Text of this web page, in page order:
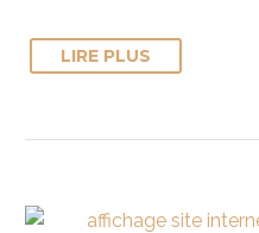
LIRE PLUS